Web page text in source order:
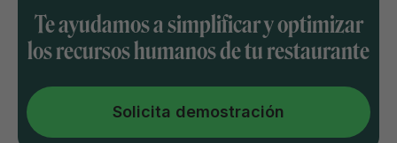
Te ayudamos a simplificar y optimizar
los recursos humanos de tu restaurante
Solicita demostración